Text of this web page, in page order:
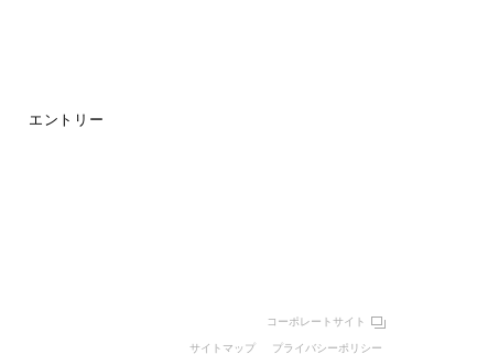
エントリー
コーポレートサイト
サイトマップ プライバシーポリシー